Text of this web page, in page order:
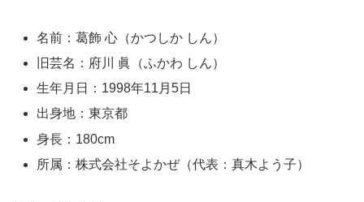
名前：葛飾 心（かつしか しん）
旧芸名：府川 眞（ふかわ しん）
生年月日：1998年11月5日
出身地：東京都
身長：180cm
所属：株式会社そよかぜ（代表：真木よう子）